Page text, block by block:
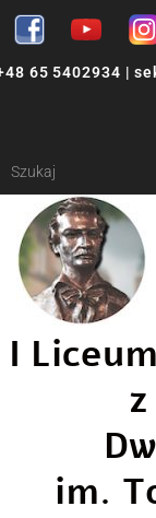
65 5402934 |
I
im.